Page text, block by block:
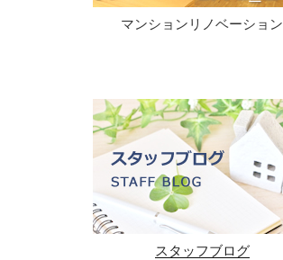
マンションリノベーション
スタッフブログ